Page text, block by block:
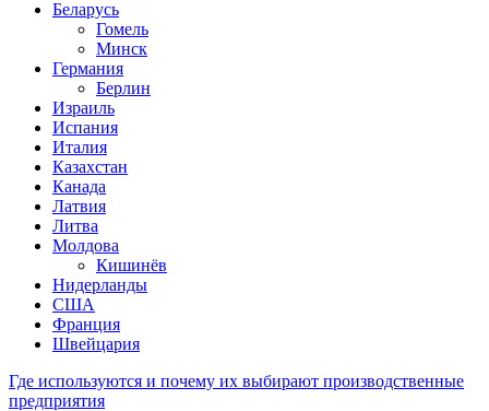
Беларусь
Гомель
Минск
Германия
Берлин
Израиль
Испания
Италия
Казахстан
Канада
Латвия
Литва
Молдова
Кишинёв
Нидерланды
США
Франция
Швейцария
Где используются и почему их выбирают производственные
предприятия